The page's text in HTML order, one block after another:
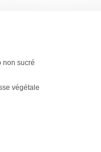
non sucré
végétale